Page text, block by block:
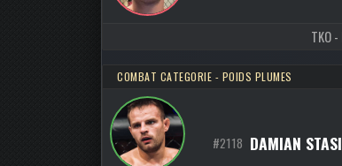
TKO -
COMBAT CATEGORIE - POIDS PLUMES
#2118 DAMIAN